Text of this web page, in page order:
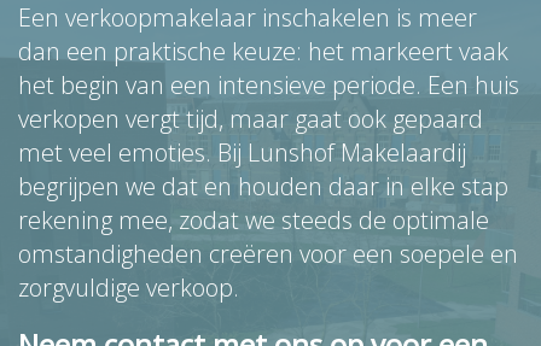
Een verkoopmakelaar inschakelen is meer
dan een praktische keuze: het markeert vaak
het begin van een intensieve periode. Een huis
verkopen vergt tijd, maar gaat ook gepaard
met veel emoties. Bij Lunshof Makelaardij
begrijpen we dat en houden daar in elke stap
rekening mee, zodat we steeds de optimale
omstandigheden creëren voor een soepele en
zorgvuldige verkoop.